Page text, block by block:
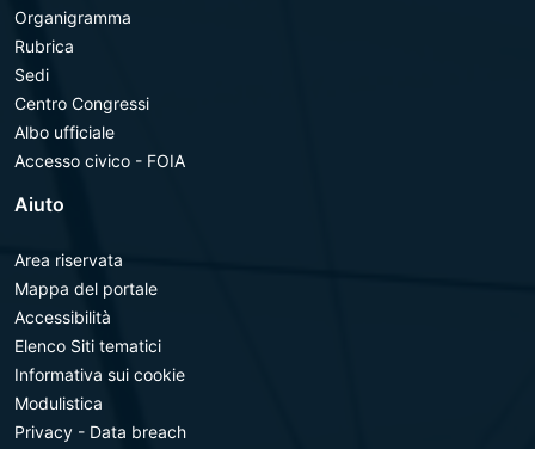
Organigramma
Rubrica
Sedi
Centro Congressi
Albo ufficiale
Accesso civico - FOIA
Aiuto
Area riservata
Mappa del portale
Accessibilità
Elenco Siti tematici
Informativa sui cookie
Modulistica
Privacy - Data breach